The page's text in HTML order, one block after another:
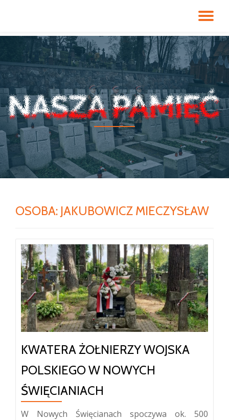
do
OSOBA: JAKUBOWICZ MIECZYSŁAW
KWATERA ŻOŁNIERZY WOJSKA
POLSKIEGO W NOWYCH
ŚWIĘCIANIACH
W Nowych Święcianach spoczywa ok. 500